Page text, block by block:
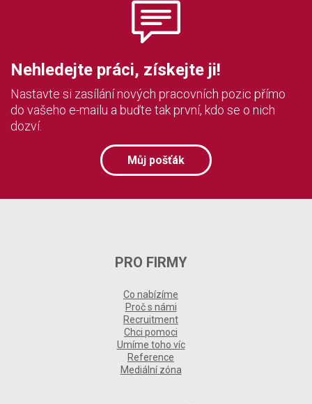
Nehledejte práci, získejte ji!
Nastavte si zasílání nových pracovních pozic přímo
do vašeho e-mailu a buďte tak první, kdo se o nich
dozví.
Můj pošťák
PRO FIRMY
Co nabízíme
Proč s námi
Recruitment
Chci pomoci
Umíme toho víc
Reference
Mediální zóna